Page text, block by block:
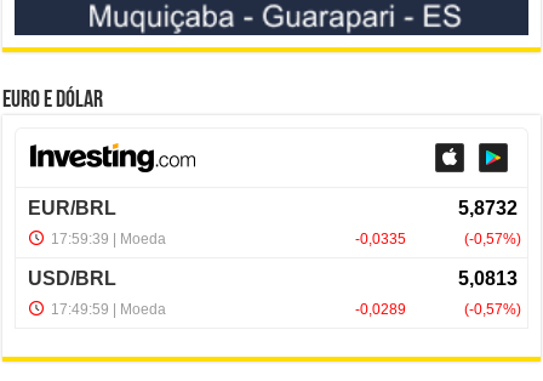
Euro e Dólar